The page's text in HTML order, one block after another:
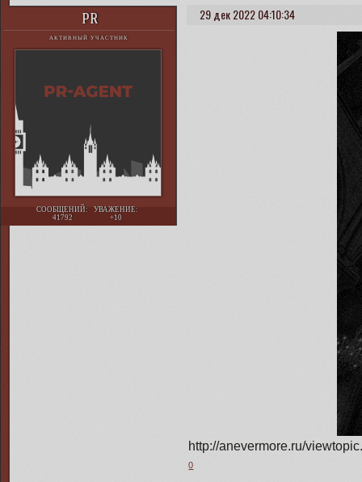
29 дек 2022 04:10:34
PR
АКТИВНЫЙ УЧАСТНИК
СООБЩЕНИЙ:
41792
УВАЖЕНИЕ:
+10
http://anevermore.ru/
0